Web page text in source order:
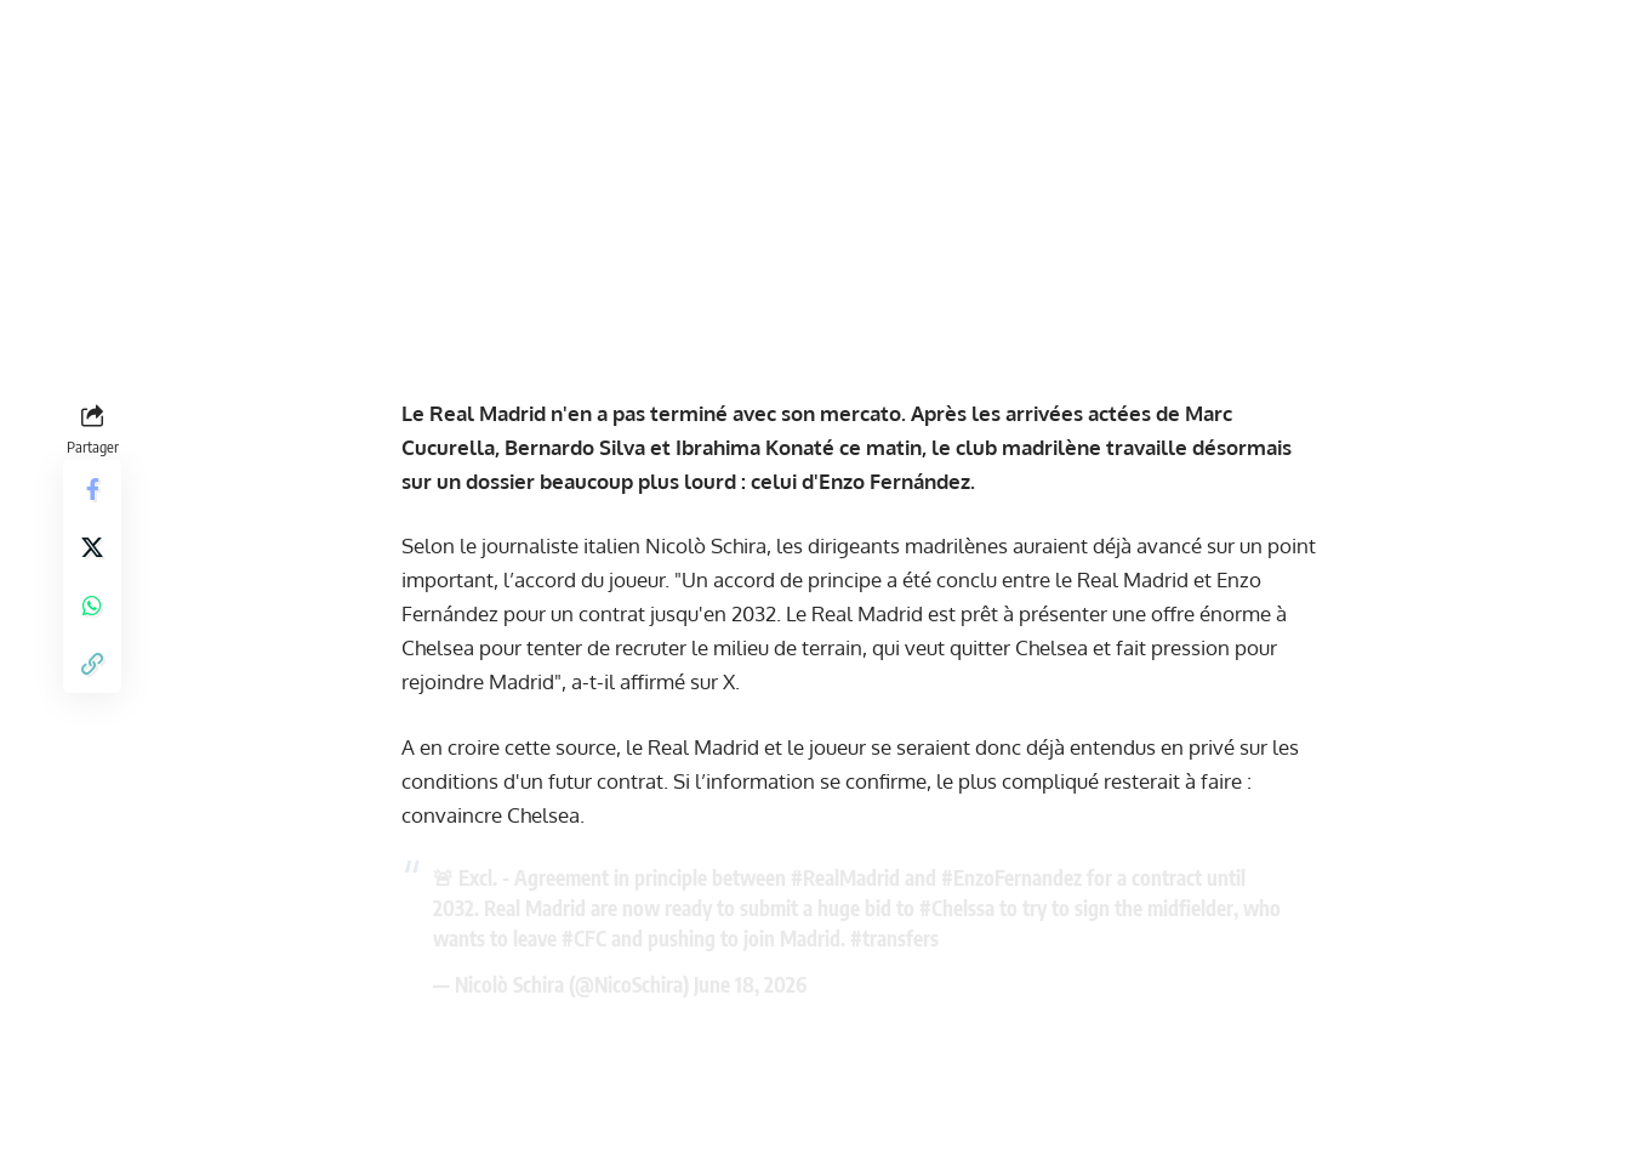
Partager
Le Real Madrid n'en a pas terminé avec son mercato. Après les arrivées actées de Marc
Cucurella, Bernardo Silva et Ibrahima Konaté ce matin, le club madrilène travaille désormais
sur un dossier beaucoup plus lourd : celui d'Enzo Fernández.
Selon le journaliste italien Nicolò Schira, les dirigeants madrilènes auraient déjà avancé sur un point
important, l’accord du joueur. "Un accord de principe a été conclu entre le Real Madrid et Enzo
Fernández pour un contrat jusqu'en 2032. Le Real Madrid est prêt à présenter une offre énorme à
Chelsea pour tenter de recruter le milieu de terrain, qui veut quitter Chelsea et fait pression pour
rejoindre Madrid", a-t-il affirmé sur X.
A en croire cette source, le Real Madrid et le joueur se seraient donc déjà entendus en privé sur les
conditions d'un futur contrat. Si l’information se confirme, le plus compliqué resterait à faire :
convaincre Chelsea.